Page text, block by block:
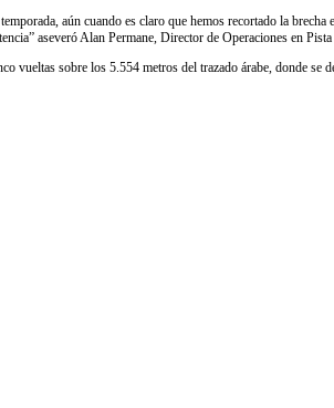
aún cuando es claro que hemos recortado la
aseveró Alan Permane, Director de Operaciones en Pista
vueltas sobre los 5.554 metros del trazado árabe, donde